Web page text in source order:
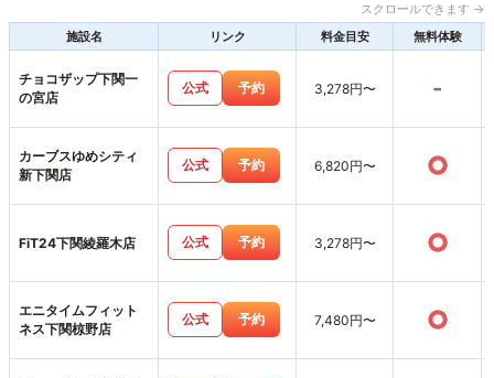
スクロールできます →
施設名
リンク 料金目安 無料体験
チョコザップ下関一
の宮店
公式 予約 3,278円〜 -
カーブスゆめシティ
新下関店
公式 予約 6,820円〜 ○
FiT24下関綾羅木店 公式 予約 3,278円〜 ○
エニタイムフィット
ネス下関椋野店
公式 予約 7,480円〜 ○